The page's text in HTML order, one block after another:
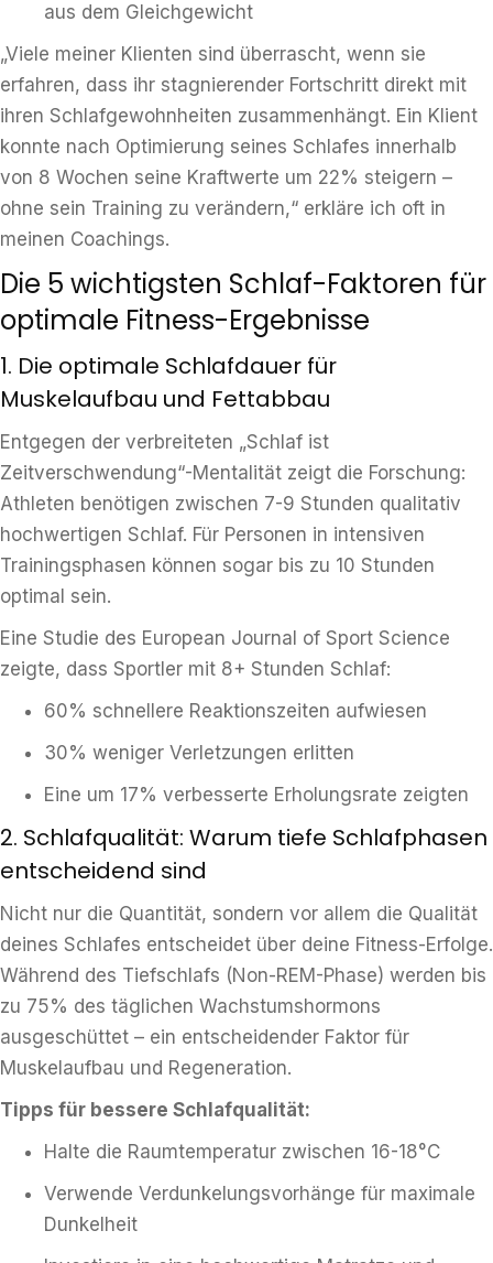
aus dem Gleichgewicht
„Viele meiner Klienten sind überrascht, wenn sie
erfahren, dass ihr stagnierender Fortschritt direkt mit
ihren Schlafgewohnheiten zusammenhängt. Ein Klient
konnte nach Optimierung seines Schlafes innerhalb
von 8 Wochen seine Kraftwerte um 22% steigern –
ohne sein Training zu verändern,“ erkläre ich oft in
meinen Coachings.
Die 5 wichtigsten Schlaf-Faktoren für
optimale Fitness-Ergebnisse
1. Die optimale Schlafdauer für
Muskelaufbau und Fettabbau
Entgegen der verbreiteten „Schlaf ist
Zeitverschwendung“-Mentalität zeigt die Forschung:
Athleten benötigen zwischen 7-9 Stunden qualitativ
hochwertigen Schlaf. Für Personen in intensiven
Trainingsphasen können sogar bis zu 10 Stunden
optimal sein.
Eine Studie des European Journal of Sport Science
zeigte, dass Sportler mit 8+ Stunden Schlaf:
60% schnellere Reaktionszeiten aufwiesen
30% weniger Verletzungen erlitten
Eine um 17% verbesserte Erholungsrate zeigten
2. Schlafqualität: Warum tiefe Schlafphasen
entscheidend sind
Nicht nur die Quantität, sondern vor allem die Qualität
deines Schlafes entscheidet über deine Fitness-Erfolge.
Während des Tiefschlafs (Non-REM-Phase) werden bis
zu 75% des täglichen Wachstumshormons
ausgeschüttet – ein entscheidender Faktor für
Muskelaufbau und Regeneration.
Tipps für bessere Schlafqualität:
Halte die Raumtemperatur zwischen 16-18°C
Verwende Verdunkelungsvorhänge für maximale
Dunkelheit